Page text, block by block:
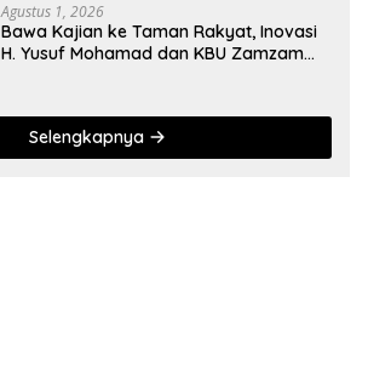
Agustus 1, 2026
Bawa Kajian ke Taman Rakyat, Inovasi
H. Yusuf Mohamad dan KBU Zamzam
Selengkapnya